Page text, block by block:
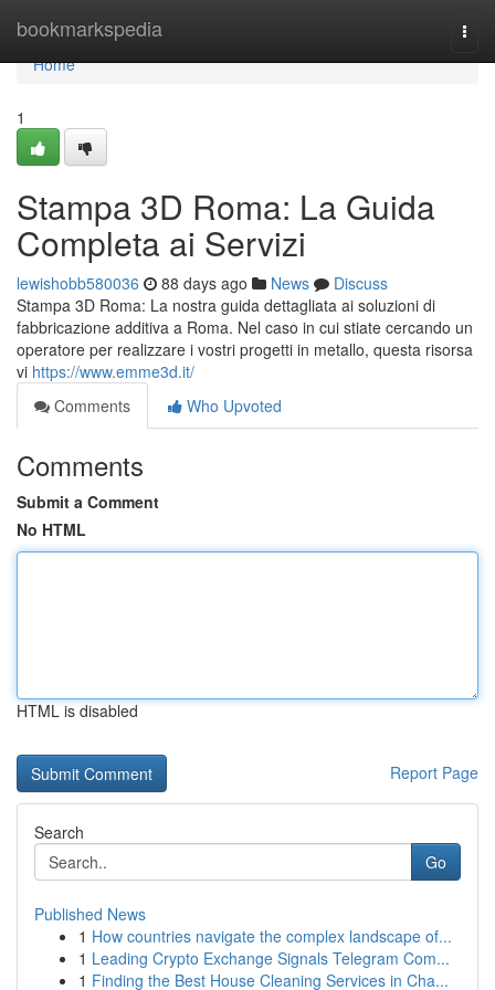
bookmarkspedia
Home
Home
1
Stampa 3D Roma: La Guida
Completa ai Servizi
lewishobb580036 88 days ago News
Discuss
Stampa 3D Roma: La nostra guida dettagliata ai soluzioni di
fabbricazione additiva a Roma. Nel caso in cui stiate cercando un
operatore per realizzare i vostri progetti in metallo, questa risorsa
vi https://www.emme3d.it/
Comments
Who Upvoted
Comments
Submit a Comment
No HTML
HTML is disabled
Report Page
Search
Go
Published News
1 How countries navigate the complex landscape of...
1 Leading Crypto Exchange Signals Telegram Com...
1 Finding the Best House Cleaning Services in Cha...